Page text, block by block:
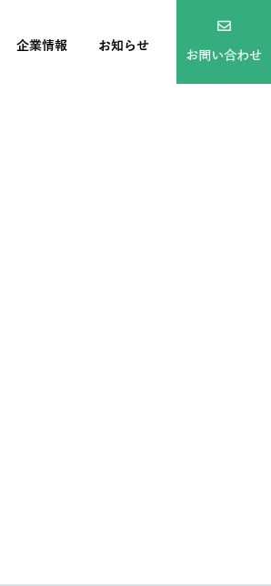
企業情報 お知らせ
お問い合わせ